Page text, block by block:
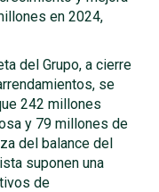
en 2024,
del Grupo, a cierre
se
242 millones
y 79 millones de
del balance del
suponen una
de